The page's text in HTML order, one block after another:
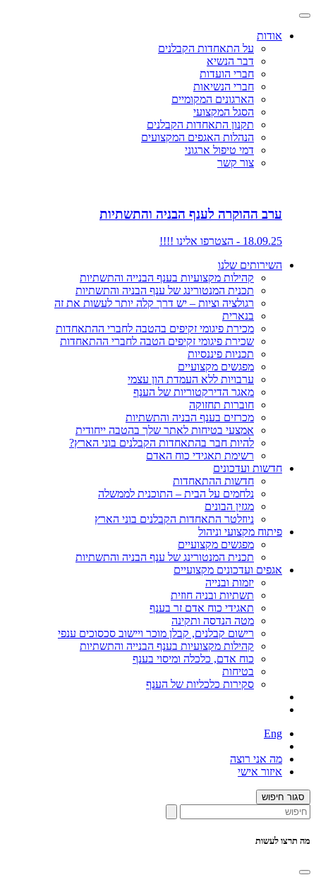
אודות
על התאחדות הקבלנים
דבר הנשיא
חברי הועדות
חברי הנשיאות
הארגונים המקומיים
הסגל המקצועי
תקנון התאחדות הקבלנים
הנהלות האגפים המקצועים
דמי טיפול ארגוני
צור קשר
ערב ההוקרה לענף הבניה והתשתיות
18.09.25 - הצטרפו אלינו !!!!
השירותים שלנו
קהילות מקצועיות בענף הבנייה והתשתיות
תכנית המנטורינג של ענף הבניה והתשתיות
רגולציה וציות – יש דרך קלה יותר לעשות את זה
בנארית
מכירת פיגומי זקיפים בהטבה לחברי ההתאחדות
שכירת פיגומי זקיפים הטבה לחברי ההתאחדות
תכניות פיננסיות
מפגשים מקצועיים
ערבויות ללא העמדת הון עצמי
מאגר הדירקטוריות של הענף
חוברות תחזוקה
מכרזים בענף הבניה והתשתיות
אמצעי בטיחות לאתר שלך בהטבה ייחודית
להיות חבר בהתאחדות הקבלנים בוני הארץ?
רשימת תאגידי כוח האדם
חדשות ועדכונים
חדשות ההתאחדות
נלחמים על הבית – התוכנית לממשלה
מגזין הבונים
ניוזלטר התאחדות הקבלנים בוני הארץ
פיתוח מקצועי וניהול
מפגשים מקצועיים
תכנית המנטורינג של ענף הבניה והתשתיות
אגפים ועדכונים מקצועיים
יזמות ובנייה
תשתיות ובניה חוזית
תאגידי כוח אדם זר בענף
מטה הנדסה ותקינה
רישום קבלנים, קבלן מוכר ויישוב סכסוכים ענפי
קהילות מקצועיות בענף הבנייה והתשתיות
כוח אדם, כלכלה ומיסוי בענף
בטיחות
סקירות כלכליות של הענף
Eng
מה אני רוצה
איזור אישי
סגור חיפוש
מה תרצו לעשות